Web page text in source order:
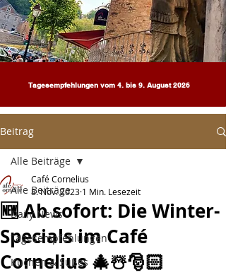
Tagesempfehlungen vom 4. bis 9. August 2026
Beitrag
Alle Beiträge
Daily News
Tagesempfehlungen
Kuchen & Süßes
Alle Beiträge
🆕 Ab sofort: Die Winter-
Specials im Café
Cornelius 🎄☃️🎅🏻
Café Cornelius
8. Nov. 2023 1 Min. Lesezeit